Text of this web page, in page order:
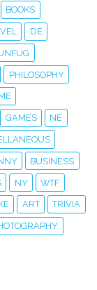
BOOKS
DE
PHILOSOPHY
GAMES NE
BUSINESS
NY WTF
ART TRIVIA